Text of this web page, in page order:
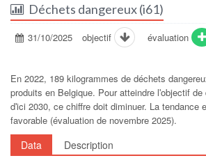
Déchets dangereux (i61)
31/10/2025 objectif évaluation
En 2022, 189 kilogrammes de déchets
produits en Belgique. Pour atteindre lʹobjectif
dʹici 2030, ce chiffre doit diminuer. La tendance
favorable (évaluation de novembre 2025).
Data Description